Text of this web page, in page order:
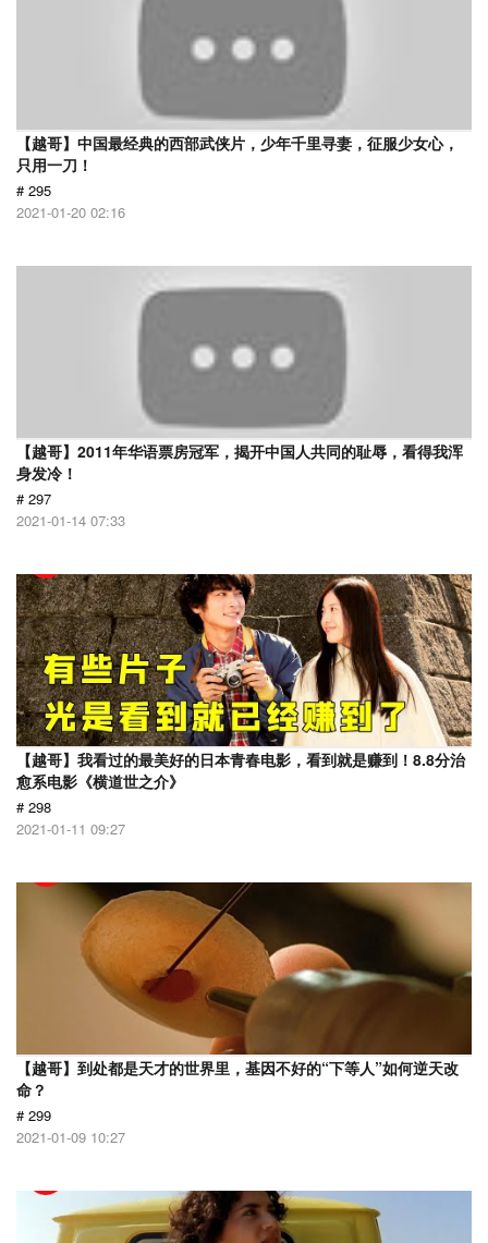
【越哥】中国最经典的西部武侠片，少年千里寻妻，征服少女心，
只用一刀！
# 295
2021-01-20 02:16
【越哥】2011年华语票房冠军，揭开中国人共同的耻辱，看得我浑
身发冷！
# 297
2021-01-14 07:33
【越哥】我看过的最美好的日本青春电影，看到就是赚到！8.8分治
愈系电影《横道世之介》
# 298
2021-01-11 09:27
【越哥】到处都是天才的世界里，基因不好的“下等人”如何逆天改
命？
# 299
2021-01-09 10:27